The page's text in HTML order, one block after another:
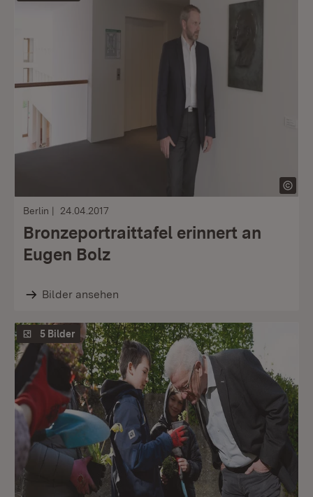
Berlin 24.04.2017
Bronzeportraittafel erinnert an
Eugen Bolz
Bilder ansehen
5 Bilder